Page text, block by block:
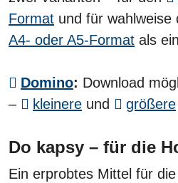
Format und für wahlweise
A4- oder A5-Format als
Domino: Download
–
kleinereund größere
Do kapsy – für die
Ein erprobtes Mittel für